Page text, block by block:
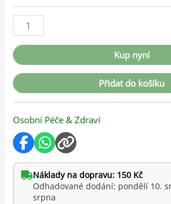
Kup nyní
Přidat do košíku
Osobní Péče & Zdraví
Náklady na dopravu: 150 Kč
Odhadované dodání: pondělí 10.
srpna